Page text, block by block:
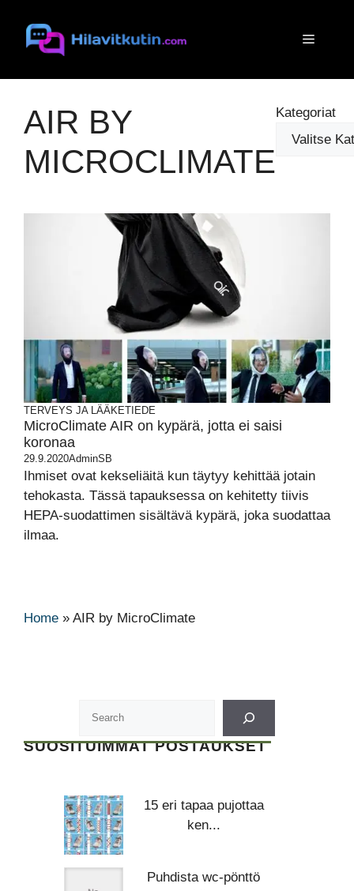
sisältöön
Valikko
AIR BY
MICROCLIMATE
Kategoriat
TERVEYS JA LÄÄKETIEDE
MicroClimate AIR on kypärä, jotta ei saisi
koronaa
29.9.2020AdminSB
Ihmiset ovat kekseliäitä kun täytyy kehittää jotain
tehokasta. Tässä tapauksessa on kehitetty tiivis
HEPA-suodattimen sisältävä kypärä, joka suodattaa
ilmaa.
Home » AIR by MicroClimate
SUOSITUIMMAT POSTAUKSET
15 eri tapaa pujottaa
ken...
Puhdista wc-pönttö